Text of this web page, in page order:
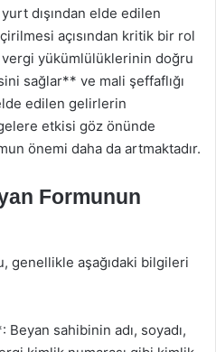
dışından elde edilen
açısından kritik bir rol
yükümlülüklerinin doğru
sağlar** ve mali şeffaflığı
edilen gelirlerin
etkisi göz önünde
önemi daha da artmaktadır.
Formunun
genellikle aşağıdaki bilgileri
sahibinin adı, soyadı,